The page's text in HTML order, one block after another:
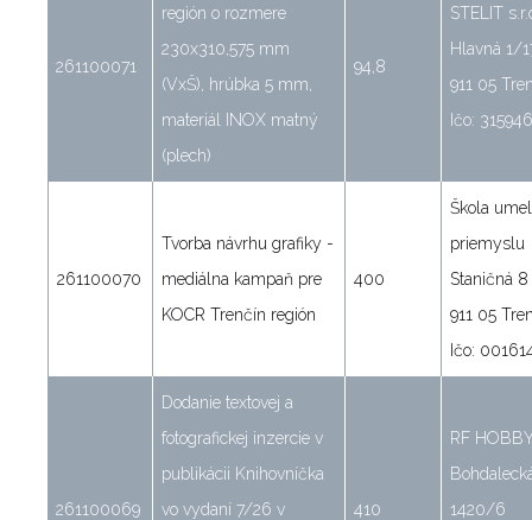
261100071
región o rozmere
230x310,575 mm
(VxŠ), hrúbka 5 mm,
materiál INOX matný
(plech)
94,8
STELIT
Hlavná 1/
911 05
Ičo:
261100070
Tvorba návrhu grafiky -
mediálna kampaň pre
KOCR Trenčín región
400
Škola
priemyslu
Staničná 8
911 05
Ičo:
261100069
Dodanie textovej a
fotografickej inzercie v
publikácii Knihovníčka
vo vydaní 7/26 v
410
RF
1420/6